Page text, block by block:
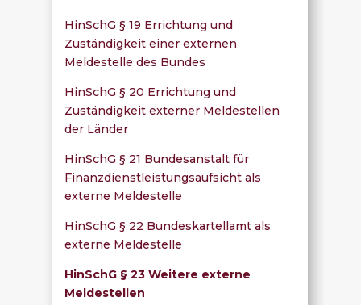
HinSchG § 19 Errichtung und
Zuständigkeit einer externen
Meldestelle des Bundes
HinSchG § 20 Errichtung und
Zuständigkeit externer Meldestellen
der Länder
HinSchG § 21 Bundesanstalt für
Finanzdienstleistungsaufsicht als
externe Meldestelle
HinSchG § 22 Bundeskartellamt als
externe Meldestelle
HinSchG § 23 Weitere externe
Meldestellen